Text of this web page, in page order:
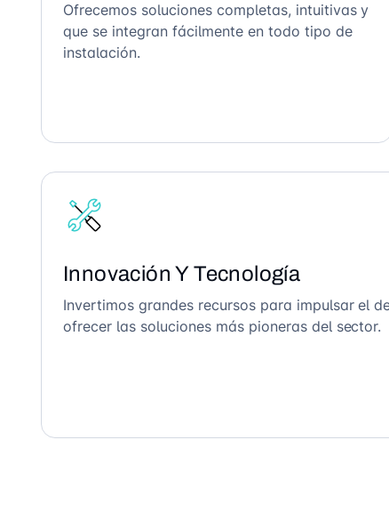
Ofrecemos soluciones completas, intuitivas y
que se integran fácilmente en todo tipo de
instalación.
Innovación Y Tecnología
Invertimos grandes recursos para impulsar el
ofrecer las soluciones más pioneras del sector.